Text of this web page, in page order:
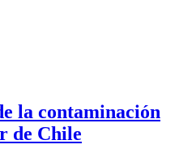
la contaminación
de Chile